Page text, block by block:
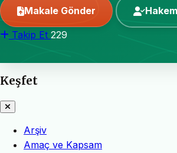
Makale Gönder
Takip Et 229
Keşfet
Arşiv
Amaç ve Kapsam